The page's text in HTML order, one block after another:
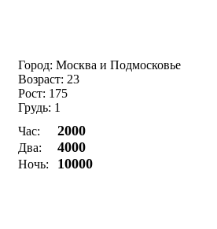
Город: Москва и Подмосковье
Возраст: 23
Рост: 175
Грудь: 1
Час:
2000
Два: 4000
Ночь: 10000